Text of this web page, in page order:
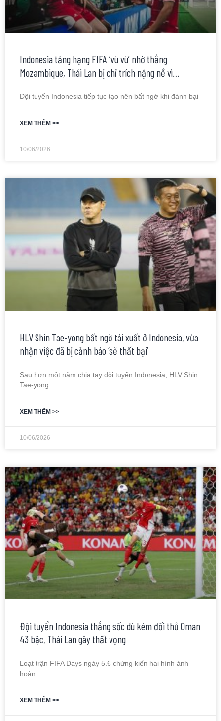
Indonesia tăng hạng FIFA ‘vù vù’ nhờ thắng
Mozambique, Thái Lan bị chỉ trích nặng nề vì…
Đội tuyển Indonesia tiếp tục tạo nên bất ngờ khi đánh bại
XEM THÊM >>
10/06/2026
HLV Shin Tae-yong bất ngờ tái xuất ở Indonesia, vừa
nhận việc đã bị cảnh báo ‘sẽ thất bại’
Sau hơn một năm chia tay đội tuyển Indonesia, HLV Shin
Tae-yong
XEM THÊM >>
10/06/2026
Đội tuyển Indonesia thắng sốc dù kém đối thủ Oman
43 bậc, Thái Lan gây thất vọng
Loạt trận FIFA Days ngày 5.6 chứng kiến hai hình ảnh
hoàn
XEM THÊM >>